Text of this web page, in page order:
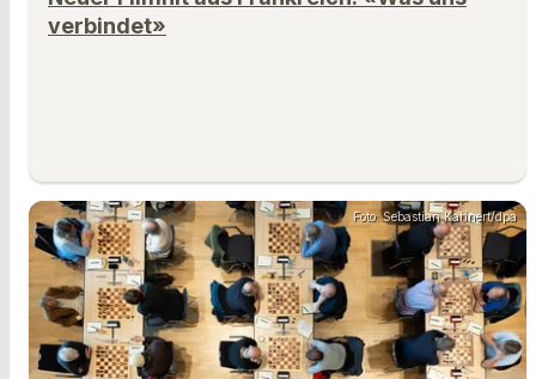
verbindet»
Foto: Sebastian Kahnert/dpa